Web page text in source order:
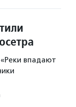
впадают